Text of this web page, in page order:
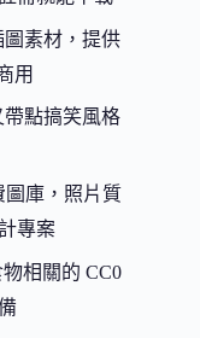
圖素材，提供
用
帶點搞笑風格
圖庫，照片質
專案
物相關的 CC0